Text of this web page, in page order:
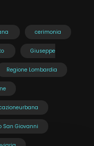
cerimonia
Giuseppe
Regione Lombardia
San Giovanni